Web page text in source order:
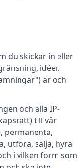
du skickar in eller
idéer,
är och
och alla IP-
till vår
permanenta,
utföra, sälja, hyra
i vilken form som